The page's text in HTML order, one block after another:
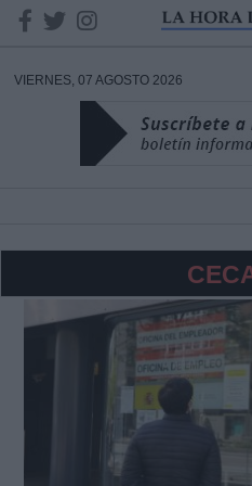
VIERNES, 07 AGOSTO 2026
DATOS
Responsable:
Datos tratados:
Destinatarios: